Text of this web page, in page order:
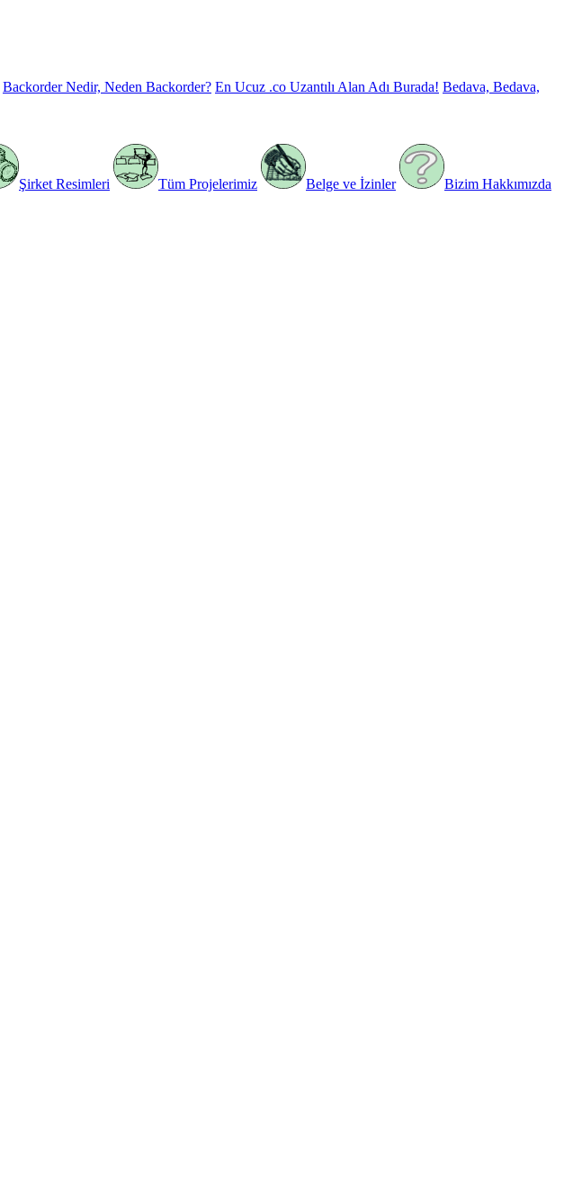
Backorder Nedir, Neden Backorder? En Ucuz .co Uzantılı Alan Adı Burada! Bedava, Bedava,
Şirket Resimleri Tüm Projelerimiz Belge ve İzinler Bizim Hakkımızda